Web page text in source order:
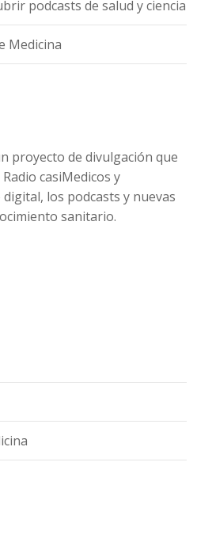
podcasts de salud y ciencia
Medicina
proyecto de divulgación que
casiMedicos y
los podcasts y nuevas
sanitario.